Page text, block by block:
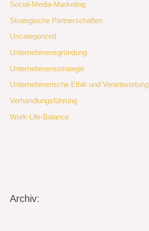
Social-Media-Marketing
Strategische Partnerschaften
Uncategorized
Unternehmensgründung
Unternehmensstrategie
Unternehmerische Ethik und Verantwortung
Verhandlungsführung
Work-Life-Balance
Archiv: